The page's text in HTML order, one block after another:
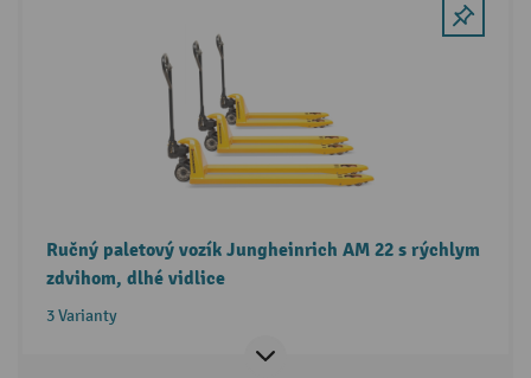
Ručný paletový vozík Jungheinrich AM 22 s rýchlym
zdvihom, dlhé vidlice
3 Varianty